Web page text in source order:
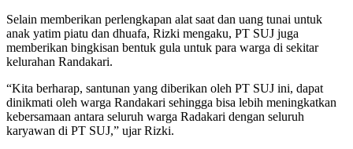
Selain memberikan perlengkapan alat saat dan uang tunai untuk
anak yatim piatu dan dhuafa, Rizki mengaku, PT SUJ juga
memberikan bingkisan bentuk gula untuk para warga di sekitar
kelurahan Randakari.
“Kita berharap, santunan yang diberikan oleh PT SUJ ini, dapat
dinikmati oleh warga Randakari sehingga bisa lebih meningkatkan
kebersamaan antara seluruh warga Radakari dengan seluruh
karyawan di PT SUJ,” ujar Rizki.